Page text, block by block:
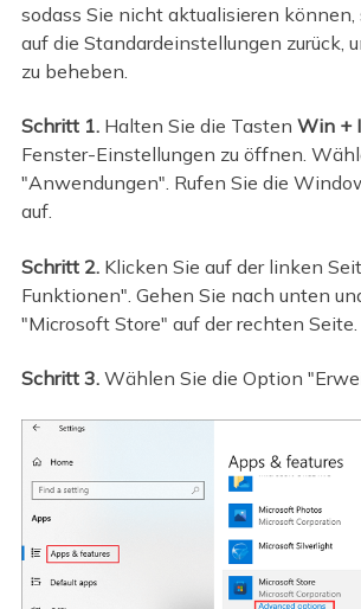
sodass Sie nicht aktualisieren
auf die Standardeinstellungen zurück,
zu beheben.
Schritt 1. Halten Sie die Tasten Win + I
Fenster-Einstellungen zu öffnen.
"Anwendungen". Rufen Sie die
auf.
Schritt 2. Klicken Sie auf der linken
Funktionen". Gehen Sie nach unten
"Microsoft Store" auf der rechten Seite.
Schritt 3. Wählen Sie die Option